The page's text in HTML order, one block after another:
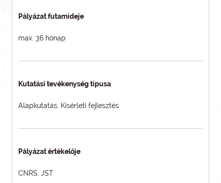
Pályázat futamideje
max. 36 hónap
Kutatási tevékenység típusa
Alapkutatás, Kísérleti fejlesztés
Pályázat értékelője
CNRS, JST